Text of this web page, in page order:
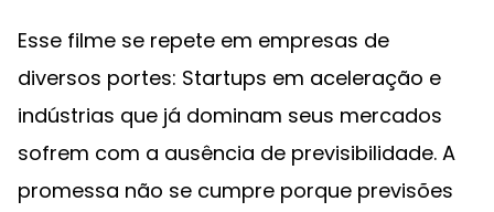
Esse filme se repete em empresas de
diversos portes: Startups em aceleração e
indústrias que já dominam seus mercados
sofrem com a ausência de previsibilidade. A
promessa não se cumpre porque previsões